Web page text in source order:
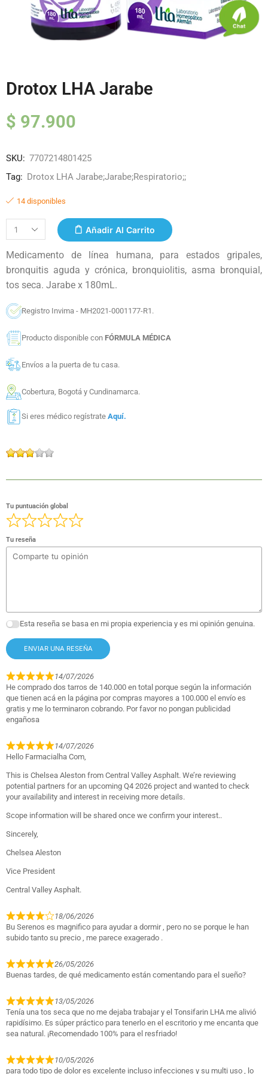
Drotox LHA Jarabe
$ 97.900
SKU: 7707214801425
Tag: Drotox LHA Jarabe;Jarabe;Respiratorio;;
14 disponibles
Añadir Al Carrito
Medicamento de línea humana, para estados gripales,
bronquitis aguda y crónica, bronquiolitis, asma bronquial,
tos seca. Jarabe x 180mL.
Registro Invima - MH2021-0001177-R1.
Producto disponible con FÓRMULA MÉDICA
Envíos a la puerta de tu casa.
Cobertura, Bogotá y Cundinamarca.
Si eres médico regístrate Aquí.
Tu puntuación global
Tu reseña
Esta reseña se basa en mi propia experiencia y es mi opinión genuina.
ENVIAR UNA RESEÑA
14/07/2026
He comprado dos tarros de 140.000 en total porque según la información
que tienen acá en la página por compras mayores a 100.000 el envío es
gratis y me lo terminaron cobrando. Por favor no pongan publicidad
engañosa
14/07/2026
Hello Farmacialha Com,
This is Chelsea Aleston from Central Valley Asphalt. We’re reviewing
potential partners for an upcoming Q4 2026 project and wanted to check
your availability and interest in receiving more details.
Scope information will be shared once we confirm your interest..
Sincerely,
Chelsea Aleston
Vice President
Central Valley Asphalt.
18/06/2026
Bu Serenos es magnifico para ayudar a dormir , pero no se porque le han
subido tanto su precio , me parece exagerado .
26/05/2026
Buenas tardes, de qué medicamento están comentando para el sueño?
13/05/2026
Tenía una tos seca que no me dejaba trabajar y el Tonsifarin LHA me alivió
rapidísimo. Es súper práctico para tenerlo en el escritorio y me encanta que
sea natural. ¡Recomendado 100% para el resfriado!
10/05/2026
para todo tipo de dolor es excelente incluso infecciones y su multi uso , lo